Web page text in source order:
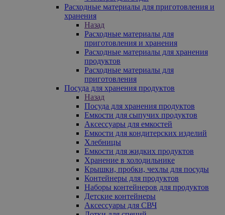
Расходные материалы для приготовления и
хранения
Назад
Расходные материалы для
приготовления и хранения
Расходные материалы для хранения
продуктов
Расходные материалы для
приготовления
Посуда для хранения продуктов
Назад
Посуда для хранения продуктов
Емкости для сыпучих продуктов
Аксессуары для емкостей
Емкости для кондитерских изделий
Хлебницы
Емкости для жидких продуктов
Хранение в холодильнике
Крышки, пробки, чехлы для посуды
Контейнеры для продуктов
Наборы контейнеров для продуктов
Детские контейнеры
Аксессуары для СВЧ